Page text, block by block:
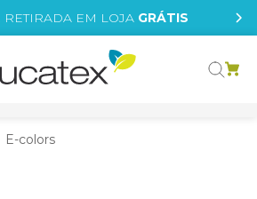
EM LOJA GRÁTIS
E-colors